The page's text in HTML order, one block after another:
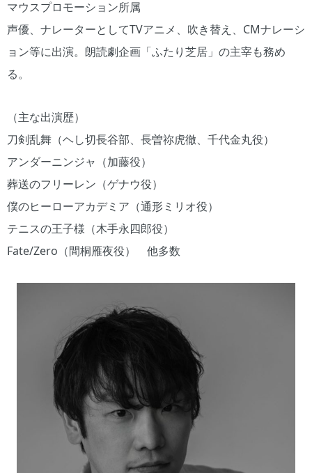
マウスプロモーション所属
声優、ナレーターとしてTVアニメ、吹き替え、CMナレーシ
ョン等に出演。朗読劇企画「ふたり芝居」の主宰も務め
る。
（主な出演歴）
刀剣乱舞（ヘし切長谷部、長曽祢虎徹、千代金丸役）
アンダーニンジャ（加藤役）
葬送のフリーレン（ゲナウ役）
僕のヒーローアカデミア（通形ミリオ役）
テニスの王子様（木手永四郎役）
Fate/Zero（間桐雁夜役） 他多数